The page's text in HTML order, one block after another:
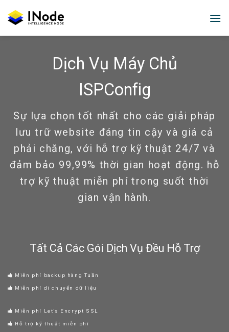
Dịch Vụ Máy Chủ
ISPConfig
Sự lựa chọn tốt nhất cho các giải pháp
lưu trữ website đáng tin cậy và giá cả
phải chăng, với hỗ trợ kỹ thuật 24/7 và
đảm bảo 99,99% thời gian hoạt động. hỗ
trợ kỹ thuật miễn phí trong suốt thời
gian vận hành.
Tất Cả Các Gói Dịch Vụ Đều Hỗ Trợ
Miễn phí backup hàng Tuần
Miễn phí di chuyển dữ liệu
Miễn phí Let’s Encrypt SSL
Hỗ trợ kỹ thuật miễn phí